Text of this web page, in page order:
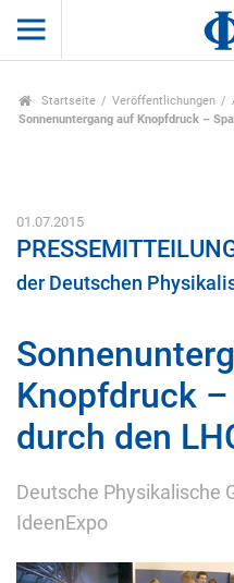
Startseite Veröffentlichungen
Sonnenuntergang auf Knopfdruck –
01.07.2015
der Deutschen
Knopfdruck
durch den
Deutsche Physikalische
IdeenExpo